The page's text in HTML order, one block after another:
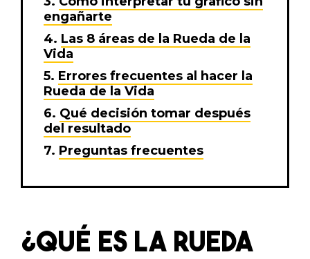
engañarte
Las 8 áreas de la Rueda de la
Vida
Errores frecuentes al hacer la
Rueda de la Vida
Qué decisión tomar después
del resultado
Preguntas frecuentes
¿QUÉ ES LA RUEDA